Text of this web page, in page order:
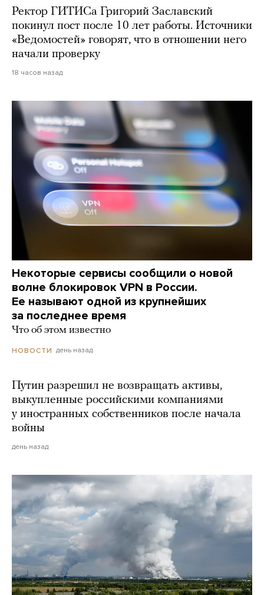
Ректор ГИТИСа Григорий Заславский
покинул пост после 10 лет работы. Источники
«Ведомостей» говорят, что в отношении него
начали проверку
18 часов назад
Некоторые сервисы сообщили о новой
волне блокировок VPN в России.
Ее называют одной из крупнейших
за последнее время
Что об этом известно
НОВОСТИ день назад
Путин разрешил не возвращать активы,
выкупленные российскими компаниями
у иностранных собственников после начала
войны
день назад